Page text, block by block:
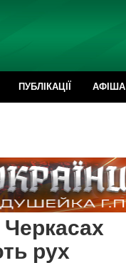
ПУБЛІКАЦІЇ АФІША
рух